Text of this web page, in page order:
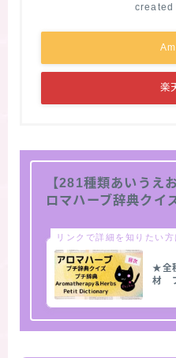
created
楽
【281種類あいうえ
ロマハーブ辞典クイ
リンクで詳細を知りたい方
★全
材